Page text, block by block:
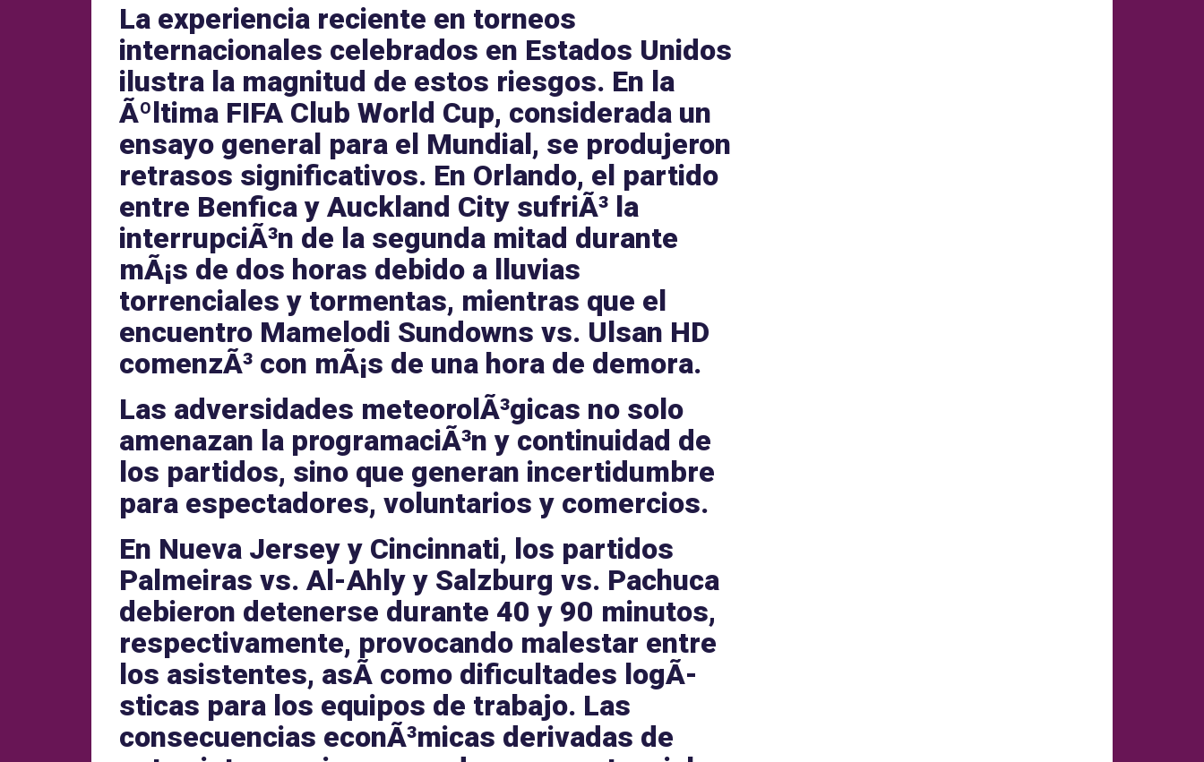
La experiencia reciente en torneos
internacionales celebrados en Estados Unidos
ilustra la magnitud de estos riesgos. En la
Ãºltima FIFA Club World Cup, considerada un
ensayo general para el Mundial, se produjeron
retrasos significativos. En Orlando, el partido
entre Benfica y Auckland City sufriÃ³ la
interrupciÃ³n de la segunda mitad durante
mÃ¡s de dos horas debido a lluvias
torrenciales y tormentas, mientras que el
encuentro Mamelodi Sundowns vs. Ulsan HD
comenzÃ³ con mÃ¡s de una hora de demora.
Las adversidades meteorolÃ³gicas no solo
amenazan la programaciÃ³n y continuidad de
los partidos, sino que generan incertidumbre
para espectadores, voluntarios y comercios.
En Nueva Jersey y Cincinnati, los partidos
Palmeiras vs. Al-Ahly y Salzburg vs. Pachuca
debieron detenerse durante 40 y 90 minutos,
respectivamente, provocando malestar entre
los asistentes, asÃ­ como dificultades logÃ­
sticas para los equipos de trabajo. Las
consecuencias econÃ³micas derivadas de